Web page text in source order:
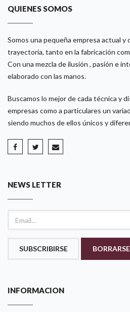
QUIENES SOMOS
Somos una pequeña empresa actual y
trayectoria, tanto en la fabricación
Con una mezcla de ilusión , pasión e
elaborado con las manos.
Buscamos lo mejor de cada técnica y
empresas como a particulares un
siendo muchos de ellos únicos y
NEWS LETTER
SUBSCRIBIRSE BORRARSE
INFORMACION